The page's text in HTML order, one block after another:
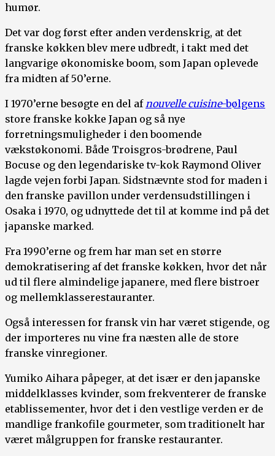
humør.
Det var dog først efter anden verdenskrig, at det
franske køkken blev mere udbredt, i takt med det
langvarige økonomiske boom, som Japan oplevede
fra midten af 50’erne.
I 1970’erne besøgte en del afnouvelle cuisine-bølgens
store franske kokke Japan og så nye
forretningsmuligheder i den boomende
vækstøkonomi. Både Troisgros-brødrene, Paul
Bocuse og den legendariske tv-kok Raymond Oliver
lagde vejen forbi Japan. Sidstnævnte stod for maden i
den franske pavillon under verdensudstillingen i
Osaka i 1970, og udnyttede det til at komme ind på det
japanske marked.
Fra 1990’erne og frem har man set en større
demokratisering af det franske køkken, hvor det når
ud til flere almindelige japanere, med flere bistroer
og mellemklasserestauranter.
Også interessen for fransk vin har været stigende, og
der importeres nu vine fra næsten alle de store
franske vinregioner.
Yumiko Aihara påpeger, at det især er den japanske
middelklasses kvinder, som frekventerer de franske
etablissementer, hvor det i den vestlige verden er de
mandlige frankofile gourmeter, som traditionelt har
været målgruppen for franske restauranter.